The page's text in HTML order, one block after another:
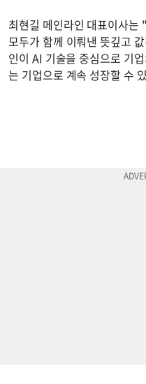
최현길 메인라인 대표이사는
모두가 함께 이뤄낸 뜻깊고
인이 AI 기술을 중심으로 기
는 기업으로 계속 성장할 수